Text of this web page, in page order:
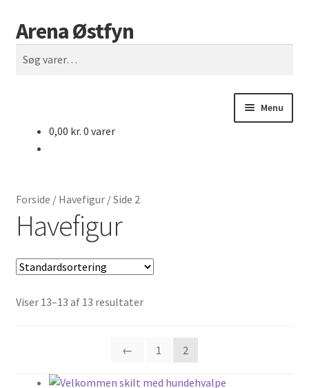
Spring
til
navigation
Spring
til
indhold
Arena Østfyn
efter:
Søg
Menu
Både til salg
0,00 kr. 0 varer
Forside / Havefigur/Side 2
Havefigur
Viser 13–13 af 13 resultater
← 1 2